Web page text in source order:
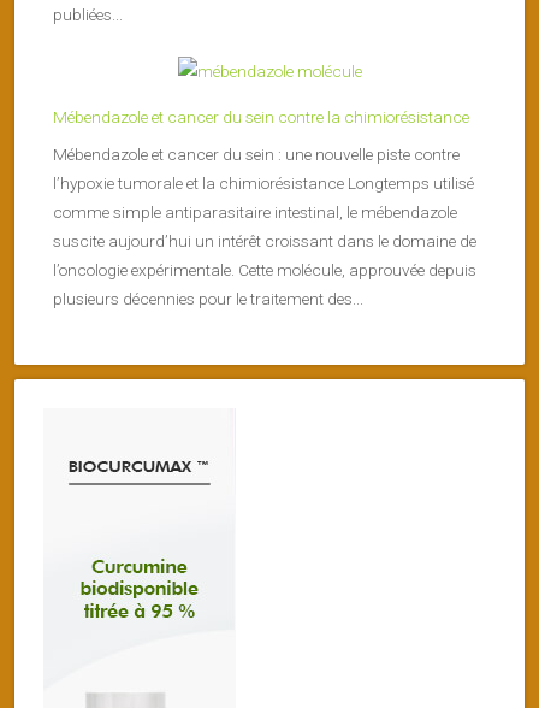
publiées...
Mébendazole et cancer du sein contre la chimiorésistance
Mébendazole et cancer du sein : une nouvelle piste contre
l’hypoxie tumorale et la chimiorésistance Longtemps utilisé
comme simple antiparasitaire intestinal, le mébendazole
suscite aujourd’hui un intérêt croissant dans le domaine de
l’oncologie expérimentale. Cette molécule, approuvée depuis
plusieurs décennies pour le traitement des...